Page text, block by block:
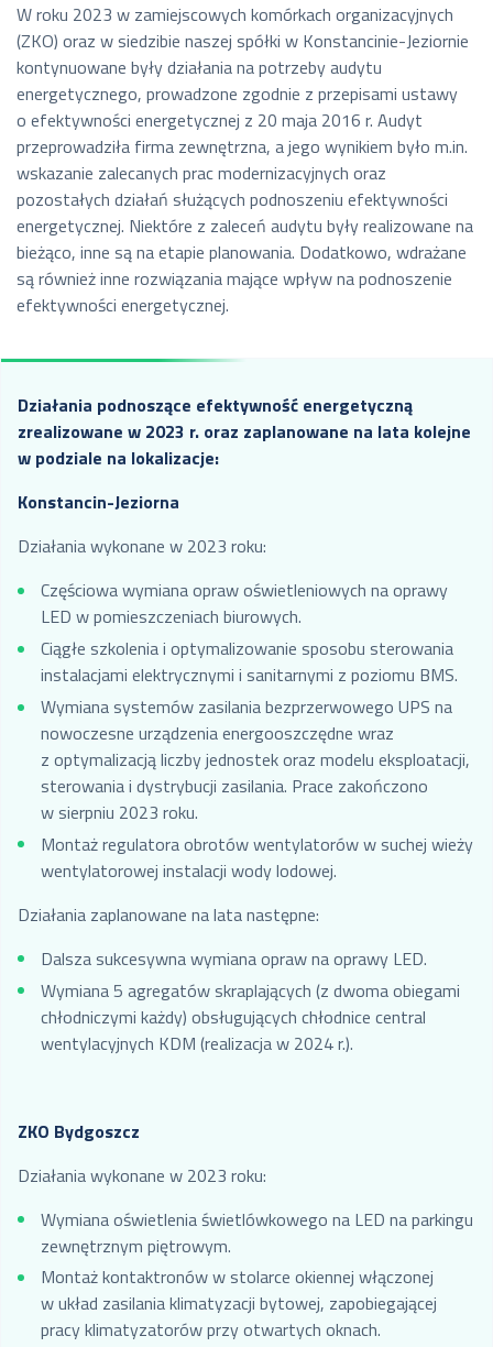
W roku 2023 w zamiejscowych komórkach organizacyjnych
(ZKO) oraz w siedzibie naszej spółki w Konstancinie-Jeziornie
kontynuowane były działania na potrzeby audytu
energetycznego, prowadzone zgodnie z przepisami ustawy
o efektywności energetycznej z 20 maja 2016 r. Audyt
przeprowadziła firma zewnętrzna, a jego wynikiem było m.in.
wskazanie zalecanych prac modernizacyjnych oraz
pozostałych działań służących podnoszeniu efektywności
energetycznej. Niektóre z zaleceń audytu były realizowane na
bieżąco, inne są na etapie planowania. Dodatkowo, wdrażane
są również inne rozwiązania mające wpływ na podnoszenie
efektywności energetycznej.
Działania podnoszące efektywność energetyczną
zrealizowane w 2023 r. oraz zaplanowane na lata kolejne
w podziale na lokalizacje:
Konstancin-Jeziorna
Działania wykonane w 2023 roku:
Częściowa wymiana opraw oświetleniowych na oprawy
LED w pomieszczeniach biurowych.
Ciągłe szkolenia i optymalizowanie sposobu sterowania
instalacjami elektrycznymi i sanitarnymi z poziomu BMS.
Wymiana systemów zasilania bezprzerwowego UPS na
nowoczesne urządzenia energooszczędne wraz
z optymalizacją liczby jednostek oraz modelu eksploatacji,
sterowania i dystrybucji zasilania. Prace zakończono
w sierpniu 2023 roku.
Montaż regulatora obrotów wentylatorów w suchej wieży
wentylatorowej instalacji wody lodowej.
Działania zaplanowane na lata następne:
Dalsza sukcesywna wymiana opraw na oprawy LED.
Wymiana 5 agregatów skraplających (z dwoma obiegami
chłodniczymi każdy) obsługujących chłodnice central
wentylacyjnych KDM (realizacja w 2024 r.).
ZKO Bydgoszcz
Działania wykonane w 2023 roku:
Wymiana oświetlenia świetlówkowego na LED na parkingu
zewnętrznym piętrowym.
Montaż kontaktronów w stolarce okiennej włączonej
w układ zasilania klimatyzacji bytowej, zapobiegającej
pracy klimatyzatorów przy otwartych oknach.